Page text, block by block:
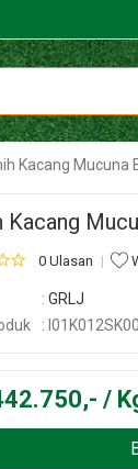
Kacang Mucuna
Kacang
0 Ulasan
: GRLJ
:
/